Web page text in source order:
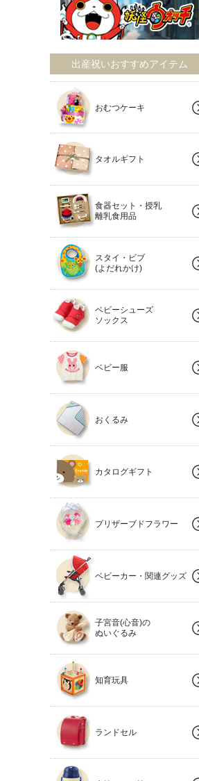
出産祝いおすすめアイテム
おむつケーキ
タオルギフト
食器セット・授乳
離乳食用品
スタイ・ビブ
(よだれかけ)
ベビーシューズ
ソックス
ベビー服
おくるみ
カタログギフト
プリザーブドフラワー
ベビーカー・関連グッズ
子宮音(心音)の
ぬいぐるみ
知育玩具
ランドセル